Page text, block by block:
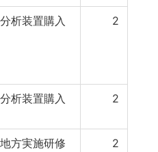
分析装置購入 2
分析装置購入 2
地方実施研修
2